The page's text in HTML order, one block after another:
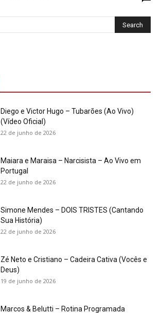
Diego e Victor Hugo – Tubarões (Ao Vivo)
(Vídeo Oficial)
22 de junho de 2026
Maiara e Maraisa – Narcisista – Ao Vivo em
Portugal
22 de junho de 2026
Simone Mendes – DOIS TRISTES (Cantando
Sua História)
22 de junho de 2026
Zé Neto e Cristiano – Cadeira Cativa (Vocês e
Deus)
19 de junho de 2026
Marcos & Belutti – Rotina Programada